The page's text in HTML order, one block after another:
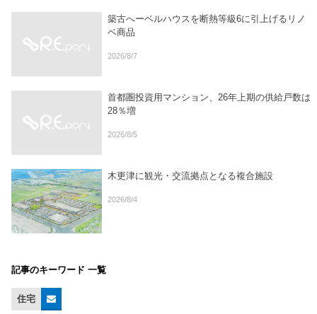
築古へーベルハウスを断熱等級6に引上げるリノ
ベ商品
2026/8/7
首都圏投資用マンション、26年上期の供給戸数は
28％増
2026/8/5
木更津に観光・交流拠点となる複合施設
2026/8/4
記事のキーワード 一覧
住宅